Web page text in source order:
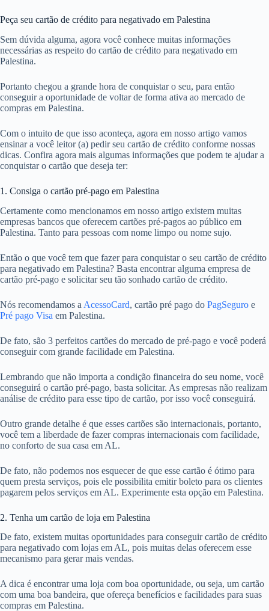
Peça seu cartão de crédito para negativado em Palestina
Sem dúvida alguma, agora você conhece muitas informações
necessárias as respeito do cartão de crédito para negativado em
Palestina.
Portanto chegou a grande hora de conquistar o seu, para então
conseguir a oportunidade de voltar de forma ativa ao mercado de
compras em Palestina.
Com o intuito de que isso aconteça, agora em nosso artigo vamos
ensinar a você leitor (a) pedir seu cartão de crédito conforme nossas
dicas. Confira agora mais algumas informações que podem te ajudar a
conquistar o cartão que deseja ter:
1. Consiga o cartão pré-pago em Palestina
Certamente como mencionamos em nosso artigo existem muitas
empresas bancos que oferecem cartões pré-pagos ao público em
Palestina. Tanto para pessoas com nome limpo ou nome sujo.
Então o que você tem que fazer para conquistar o seu cartão de crédito
para negativado em Palestina? Basta encontrar alguma empresa de
cartão pré-pago e solicitar seu tão sonhado cartão de crédito.
Nós recomendamos a AcessoCard, cartão pré pago do PagSeguro e
Pré pago Visa em Palestina.
De fato, são 3 perfeitos cartões do mercado de pré-pago e você poderá
conseguir com grande facilidade em Palestina.
Lembrando que não importa a condição financeira do seu nome, você
conseguirá o cartão pré-pago, basta solicitar. As empresas não realizam
análise de crédito para esse tipo de cartão, por isso você conseguirá.
Outro grande detalhe é que esses cartões são internacionais, portanto,
você tem a liberdade de fazer compras internacionais com facilidade,
no conforto de sua casa em AL.
De fato, não podemos nos esquecer de que esse cartão é ótimo para
quem presta serviços, pois ele possibilita emitir boleto para os clientes
pagarem pelos serviços em AL. Experimente esta opção em Palestina.
2. Tenha um cartão de loja em Palestina
De fato, existem muitas oportunidades para conseguir cartão de crédito
para negativado com lojas em AL, pois muitas delas oferecem esse
mecanismo para gerar mais vendas.
A dica é encontrar uma loja com boa oportunidade, ou seja, um cartão
com uma boa bandeira, que ofereça benefícios e facilidades para suas
compras em Palestina.